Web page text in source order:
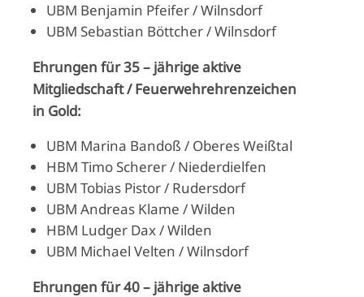
UBM Benjamin Pfeifer / Wilnsdorf
UBM Sebastian Böttcher / Wilnsdorf
Ehrungen für 35 – jährige aktive
Mitgliedschaft / Feuerwehrehrenzeichen
in Gold:
UBM Marina Bandoß / Oberes Weißtal
HBM Timo Scherer / Niederdielfen
UBM Tobias Pistor / Rudersdorf
UBM Andreas Klame / Wilden
HBM Ludger Dax / Wilden
UBM Michael Velten / Wilnsdorf
Ehrungen für 40 – jährige aktive